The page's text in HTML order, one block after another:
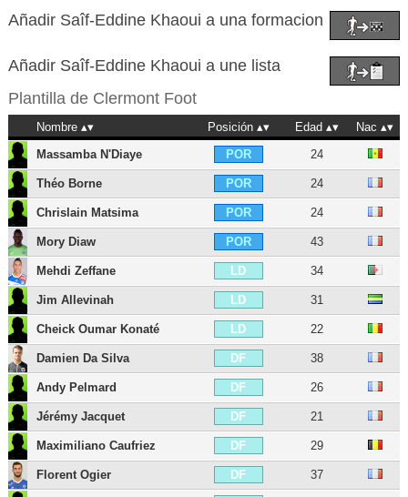
Añadir Saîf-Eddine Khaoui a una formacion
Añadir Saîf-Eddine Khaoui a une lista
Plantilla de Clermont Foot
Nombre Posición Edad
Nac
Massamba N'Diaye
POR 24
Théo Borne POR 24
Chrislain Matsima POR 24
Mory Diaw POR 43
Mehdi Zeffane LD 34
Jim Allevinah LD 31
Cheick Oumar Konaté LD 22
Damien Da Silva DF 38
Andy Pelmard DF 26
Jérémy Jacquet DF 21
Maximiliano Caufriez DF 29
Florent Ogier DF 37